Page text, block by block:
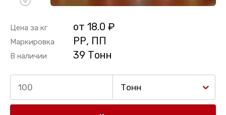
Цена за кг от 18.0 ₽
Маркировка РР, ПП
В наличии 39 Тонн
Тонн